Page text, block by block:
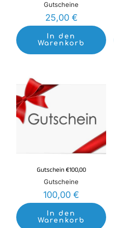
Gutscheine
25,00 €
In den
Warenkorb
Gutschein €100,00
Gutscheine
100,00€
In den
Warenkorb